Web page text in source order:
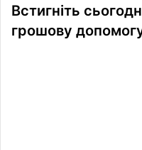
Встигніть
грошову допомогу